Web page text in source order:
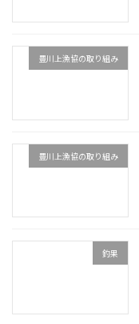
豊川上漁協の取り組み
豊川上漁協の取り組み
釣果